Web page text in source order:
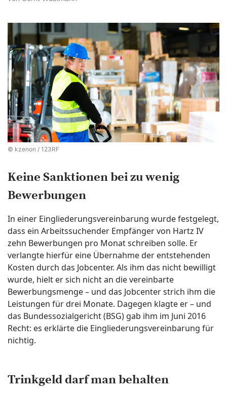
© kzenon / 123RF
Keine Sanktionen bei zu wenig
Bewerbungen
In einer Eingliederungsvereinbarung wurde festgelegt,
dass ein Arbeitssuchender Empfänger von Hartz IV
zehn Bewerbungen pro Monat schreiben solle. Er
verlangte hierfür eine Übernahme der entstehenden
Kosten durch das Jobcenter. Als ihm das nicht bewilligt
wurde, hielt er sich nicht an die vereinbarte
Bewerbungsmenge – und das Jobcenter strich ihm die
Leistungen für drei Monate. Dagegen klagte er – und
das Bundessozialgericht (BSG) gab ihm im Juni 2016
Recht: es erklärte die Eingliederungsvereinbarung für
nichtig.
Trinkgeld darf man behalten